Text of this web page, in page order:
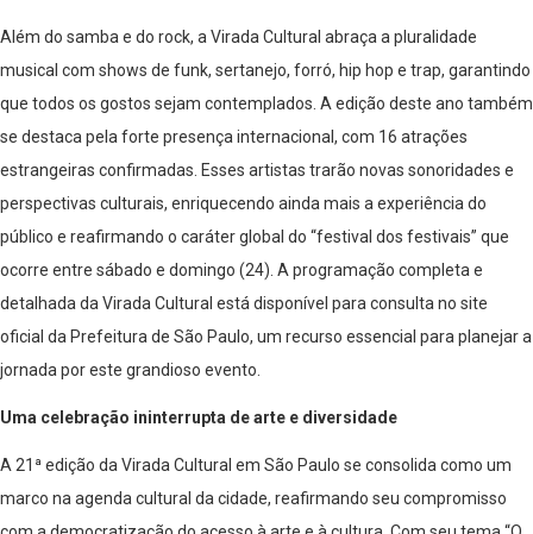
Além do samba e do rock, a Virada Cultural abraça a pluralidade
musical com shows de funk, sertanejo, forró, hip hop e trap, garantindo
que todos os gostos sejam contemplados. A edição deste ano também
se destaca pela forte presença internacional, com 16 atrações
estrangeiras confirmadas. Esses artistas trarão novas sonoridades e
perspectivas culturais, enriquecendo ainda mais a experiência do
público e reafirmando o caráter global do “festival dos festivais” que
ocorre entre sábado e domingo (24). A programação completa e
detalhada da Virada Cultural está disponível para consulta no site
oficial da Prefeitura de São Paulo, um recurso essencial para planejar a
jornada por este grandioso evento.
Uma celebração ininterrupta de arte e diversidade
A 21ª edição da Virada Cultural em São Paulo se consolida como um
marco na agenda cultural da cidade, reafirmando seu compromisso